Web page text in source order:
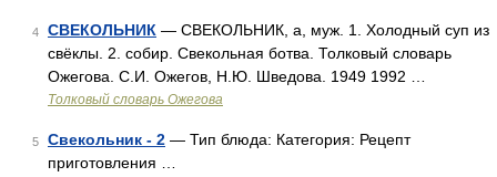
4 СВЕКОЛЬНИК — СВЕКОЛЬНИК, а, муж. 1. Холодный суп из
свёклы. 2. собир. Свекольная ботва. Толковый словарь
Ожегова. С.И. Ожегов, Н.Ю. Шведова. 1949 1992 …
Толковый словарь Ожегова
5 Свекольник - 2 — Тип блюда: Категория: Рецепт
приготовления …